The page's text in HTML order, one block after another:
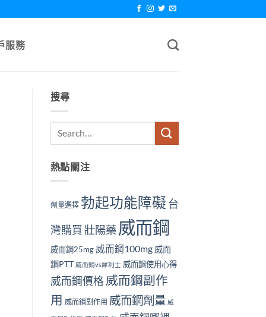
服務
搜尋
熱點關注
劑量選擇 勃起功能障礙 台
灣購買 壯陽藥 威而鋼
威而鋼25mg 威而鋼100mg 威而
鋼PTT 威而鋼vs犀利士 威而鋼使用心得
威而鋼價格 威而鋼副作
用 威而鋼副作用 威而鋼劑量 威